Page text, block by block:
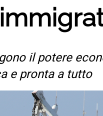
il potere
e pronta a tutto